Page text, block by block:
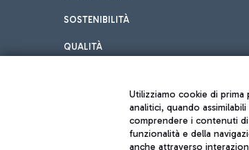
SOSTENIBILITÀ
QUALITÀ
Utilizziamo cookie di
analitici, quando
comprendere i contenuti
funzionalità e della
anche attraverso